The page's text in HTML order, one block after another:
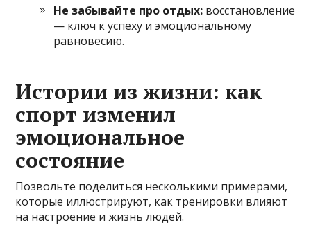
Не забывайте про отдых: восстановление
— ключ к успеху и эмоциональному
равновесию.
Истории из жизни: как
спорт изменил
эмоциональное
состояние
Позвольте поделиться несколькими примерами,
которые иллюстрируют, как тренировки влияют
на настроение и жизнь людей.